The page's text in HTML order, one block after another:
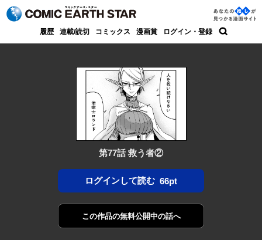
コミック アース・スター
あなた
の推し
履歴 連載/読切 コミックス 漫画賞 ログイン・登録
第77話 救う者②
ログインして読む 66pt
この作品の無料公開中の話へ